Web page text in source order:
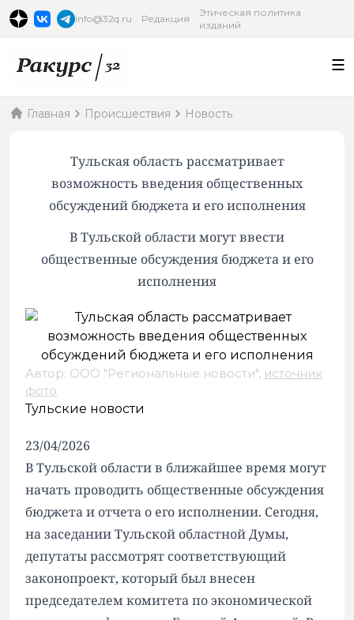
info@32q.ru Редакция
Этическая политика
изданий
Главная Происшествия Новость
Тульская область рассматривает
возможность введения общественных
обсуждений бюджета и его исполнения
В Тульской области могут ввести
общественные обсуждения бюджета и его
исполнения
Автор: ООО "Региональные новости", источник
фото.
Тульские новости
23/04/2026
В Тульской области в ближайшее время могут
начать проводить общественные обсуждения
бюджета и отчета о его исполнении. Сегодня,
на заседании Тульской областной Думы,
депутаты рассмотрят соответствующий
законопроект, который был внесен
председателем комитета по экономической